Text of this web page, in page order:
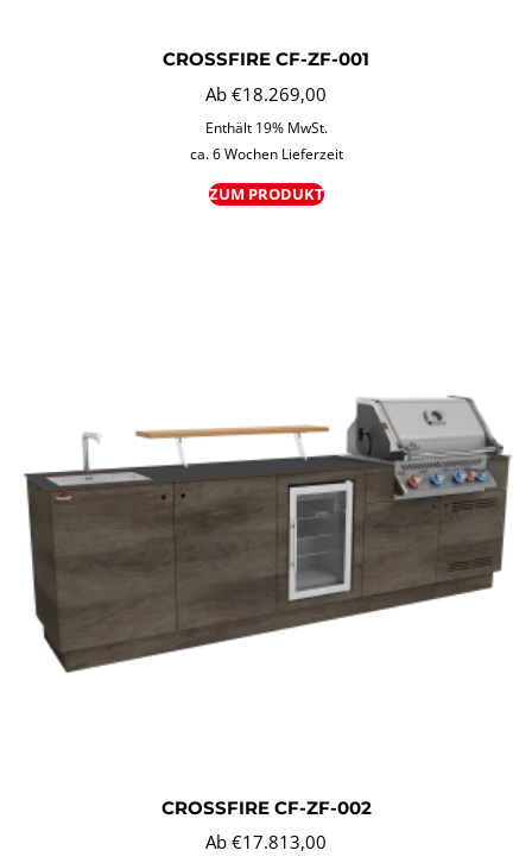
CROSSFIRE CF-ZF-001
Ab €18.269,00
Enthält 19% MwSt.
ca. 6 Wochen Lieferzeit
ZUM PRODUKT
CROSSFIRE CF-ZF-002
Ab €17.813,00